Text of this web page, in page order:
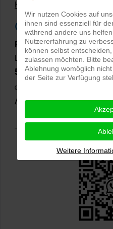
Hollowman und
Google
PRO-ducto GmbH,
Lichtenau
5,0⭐⭐⭐⭐⭐ bei144
02.01.2026)
Alle Rezensionen ansehen
Wir nutzen Cookies auf
ihnen sind essenziell für
während andere uns
Nutzererfahrung zu
können selbst
zulassen möchten. Bitte
Ablehnung womöglich
der Seite zur Verfügung
Weitere